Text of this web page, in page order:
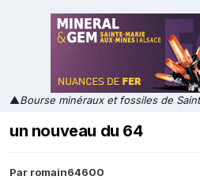
▲Bourse minéraux et fossiles de
un nouveau du 64
Par romain64600